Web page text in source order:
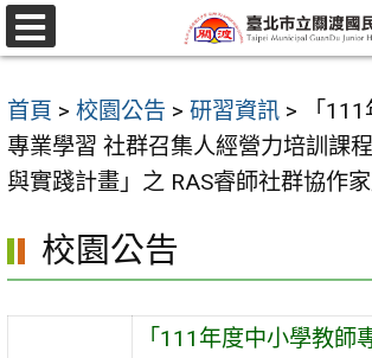
跳
至
要
內
容
選
單
首頁 > 校園公告 > 研習資訊 >
「
專業學習 社群召集人經營力培訓課
與實踐計畫」之 RAS睿師社群協作
校園公告
「111年度中小學教師